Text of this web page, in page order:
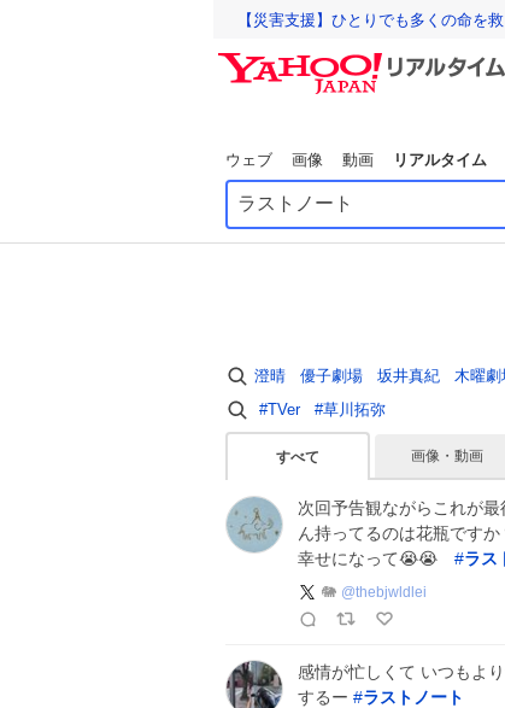
【災害支援】ひとりでも多くの命を
ウェブ 画像 動画 リアルタイム
澄晴 優子劇場 坂井真紀 木曜劇
#TVer
#草川拓弥
すべて 画像・動画
次回予告観ながらこれが
ん持ってるのは花瓶です
幸せになって😭😭 #ラス
🐘 @thebjwldlei
感情が忙しくて いつもよ
するー #ラストノート